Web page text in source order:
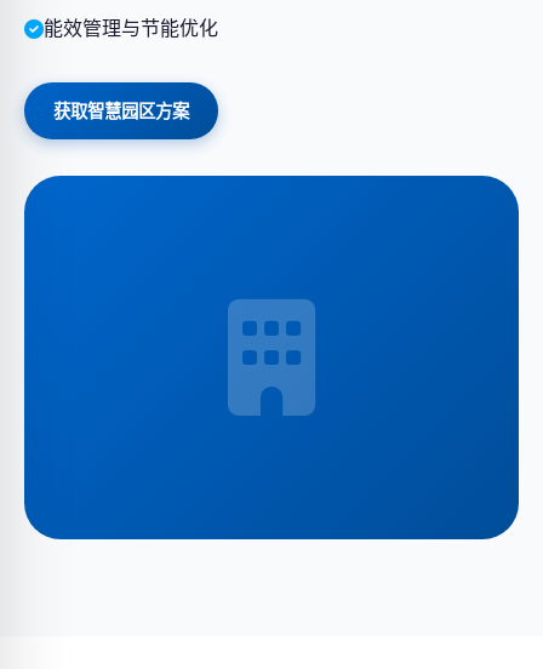
能效管理与节能优化
获取智慧园区方案